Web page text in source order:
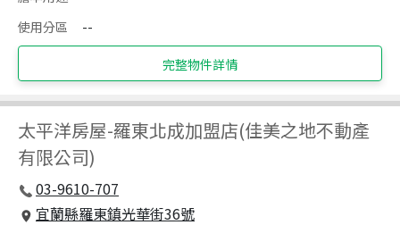
使用分區
--
完整物件詳情
太平洋房屋-羅東北成加盟店(佳美之地不動產
有限公司)
03-9610-707
宜蘭縣羅東鎮光華街36號